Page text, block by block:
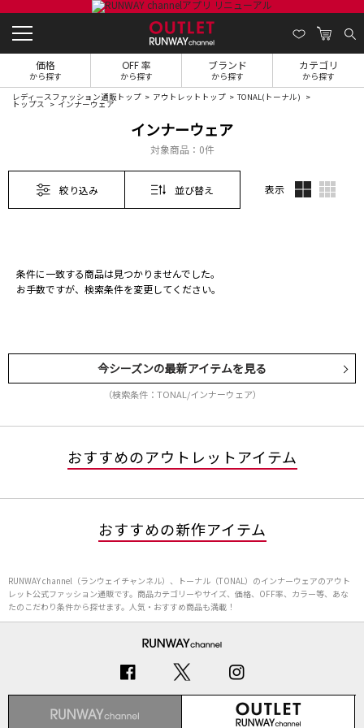
価格
から探す
OFF 率
から探す
ブランド
から探す
カテゴリ
から探す
レディースファッション通販トップ アウトレットトップ TONAL(トーナル)
トップス インナーウェア
インナーウェア
対象商品： 0件
絞り込み 並び替え 表示
条件に一致する商品は見つかりませんでした。
お手数ですが、検索条件を変更してください。
今シーズンの最新アイテムを見る
（検索条件：TONAL/インナーウェア）
おすすめのアウトレットアイテム
おすすめの新作アイテム
RUNWAY channel（ランウェイチャンネル）、トーナル（TONAL）のインナーウェアのアウト
レット公式ファッション通販です。商品カテゴリーやサイズ、価格、OFF率、カラー等、あな
たのこだわり条件から探せます。人気・おすすめ商品も満載！